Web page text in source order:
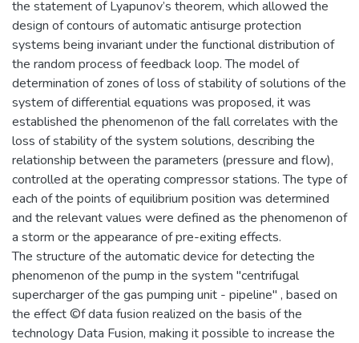
the statement of Lyapunov’s theorem, which allowed the
design of contours of automatic antisurge protection
systems being invariant under the functional distribution of
the random process of feedback loop. The model of
determination of zones of loss of stability of solutions of the
system of differential equations was proposed, it was
established the phenomenon of the fall correlates with the
loss of stability of the system solutions, describing the
relationship between the parameters (pressure and flow),
controlled at the operating compressor stations. The type of
each of the points of equilibrium position was determined
and the relevant values were defined as the phenomenon of
a storm or the appearance of pre-exiting effects.
The structure of the automatic device for detecting the
phenomenon of the pump in the system "centrifugal
supercharger of the gas pumping unit - pipeline" , based on
the effect ©f data fusion realized on the basis of the
technology Data Fusion, making it possible to increase the